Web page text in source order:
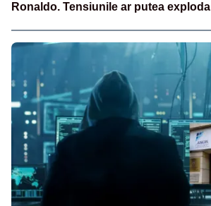
Ronaldo. Tensiunile ar putea exploda